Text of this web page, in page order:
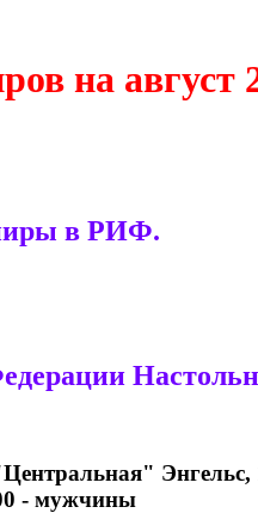
на август
в РИФ.
- мужчины